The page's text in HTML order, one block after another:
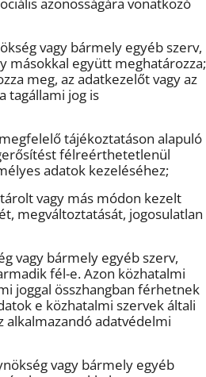
vagy bármely egyéb szerv,
másokkal együtt meghatározza;
meg, az adatkezelőt vagy az
tagállami jog is
tájékoztatáson alapuló
félreérthetetlenül
adatok kezeléséhez;
vagy más módon kezelt
megváltoztatását, jogosulatlan
vagy bármely egyéb szerv,
fél-e. Azon közhatalmi
joggal összhangban férhetnek
e közhatalmi szervek általi
alkalmazandó adatvédelmi
vagy bármely egyéb